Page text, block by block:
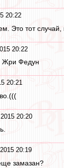
20:22
Это тот случай,
20:22
Жри Федун
20:21
20:20
20:19
замазан?